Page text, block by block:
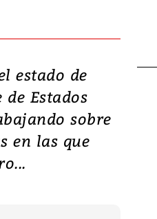
estado de
de Estados
sobre
en las que
Terremoto
y graves
Kumamoto